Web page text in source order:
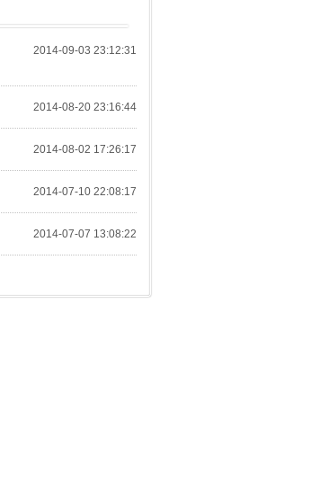
2014-09-03 23:12:31
2014-08-20 23:16:44
2014-08-02 17:26:17
2014-07-10 22:08:17
2014-07-07 13:08:22